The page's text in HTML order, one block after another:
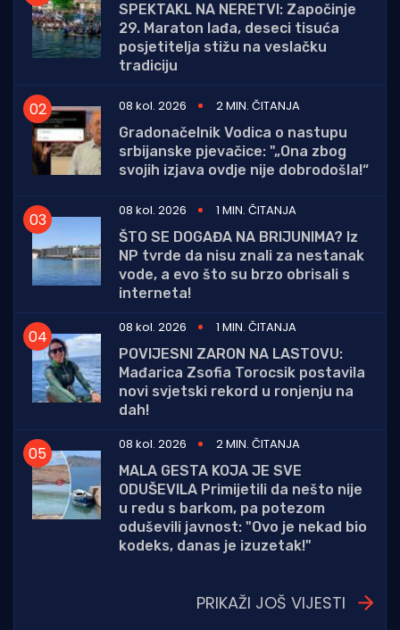
SPEKTAKL NA NERETVI: Započinje
29. Maraton lađa, deseci tisuća
posjetitelja stižu na veslačku
tradiciju
08 kol. 2026
2 MIN. ČITANJA
Gradonačelnik Vodica o nastupu
srbijanske pjevačice: "„Ona zbog
svojih izjava ovdje nije dobrodošla!“
08 kol. 2026
1 MIN. ČITANJA
ŠTO SE DOGAĐA NA BRIJUNIMA? Iz
NP tvrde da nisu znali za nestanak
vode, a evo što su brzo obrisali s
interneta!
08 kol. 2026
1 MIN. ČITANJA
POVIJESNI ZARON NA LASTOVU:
Mađarica Zsofia Torocsik postavila
novi svjetski rekord u ronjenju na
dah!
08 kol. 2026
2 MIN. ČITANJA
MALA GESTA KOJA JE SVE
ODUŠEVILA Primijetili da nešto nije
u redu s barkom, pa potezom
oduševili javnost: "Ovo je nekad bio
kodeks, danas je izuzetak!"
PRIKAŽI JOŠ VIJESTI